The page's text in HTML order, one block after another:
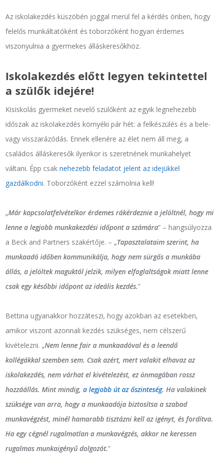
Az iskolakezdés küszöbén joggal merül fel a kérdés önben, hogy
felelős munkáltatóként és toborzóként hogyan érdemes
viszonyulnia a gyermekes álláskeresőkhöz.
Iskolakezdés előtt legyen tekintettel
a szülők idejére!
Kisiskolás gyermeket nevelő szülőként az egyik legnehezebb
időszak az iskolakezdés környéki pár hét: a felkészülés és a bele-
vagy visszarázódás. Ennek ellenére az élet nem áll meg, a
családos álláskeresők ilyenkor is szeretnének munkahelyet
váltani. Épp csaknehezebb feladatot jelent az idejükkel
gazdálkodni. Toborzóként ezzel számolnia kell!
„Már kapcsolatfelvételkor érdemes rákérdeznie a jelöltnél, hogy mi
lenne a legjobb munkakezdési időpont a számára” – hangsúlyozza
a Beck and Partners szakértője. – „Tapasztalataim szerint, ha
munkaadó időben kommunikálja, hogy nem sürgős a munkába
állás, a jelöltek maguktól jelzik, milyen elfoglaltságok miatt lenne
csak egy későbbi időpont az ideális kezdés.”
Bettina ugyanakkor hozzáteszi, hogy azokban az esetekben,
amikor viszont azonnali kezdés szükséges, nem célszerű
kivételezni. „Nem lenne fair a munkaadóval és a leendő
kollégákkal szemben sem. Csak azért, mert valakit elhavaz az
iskolakezdés, nem várhat el kivételezést, ez önmagában rossz
hozzáállás. Mint mindig,a legjobb út az őszinteség. Ha valakinek
szüksége van arra, hogy a munkaadója biztosítsa a szabad
munkavégzést, minél hamarabb tisztázni kell az igényt, és fordítva.
Ha egy cégnél rugalmatlan a munkavégzés, akkor ne keressen
rugalmas munkaigényű dolgozót.”